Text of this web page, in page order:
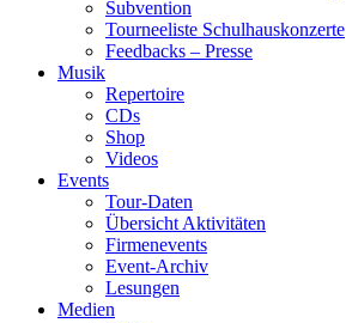
Subvention
Tourneeliste Schulhauskonzerte
Feedbacks – Presse
Musik
Repertoire
CDs
Shop
Videos
Events
Tour-Daten
Übersicht Aktivitäten
Firmenevents
Event-Archiv
Lesungen
Medien